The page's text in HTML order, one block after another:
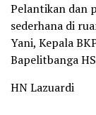
Pelantikan dan
sederhana di
Yani, Kepala
Bapelitbanga
HN Lazuardi